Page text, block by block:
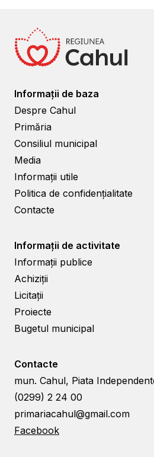
Informații de baza
Despre Cahul
Primăria
Consiliul municipal
Media
Informații utile
Politica de confidențialitate
Contacte
Informații de activitate
Informații publice
Achiziții
Licitații
Proiecte
Bugetul municipal
Contacte
mun. Cahul, Piata
(0299) 2 24 00
primariacahul@gmail.com
Facebook